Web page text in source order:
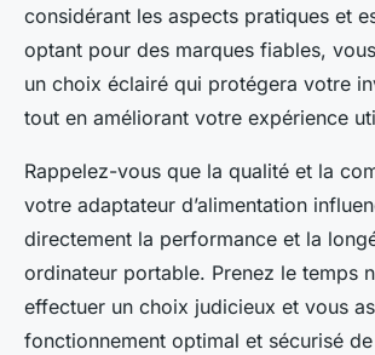
considérant les aspects pratiques et
optant pour des marques fiables,
un choix éclairé qui protégera votre
tout en améliorant votre expérience
Rappelez-vous que la qualité et la
votre adaptateur d’alimentation
directement la performance et la
ordinateur portable. Prenez le temps
effectuer un choix judicieux et vous
fonctionnement optimal et sécurisé